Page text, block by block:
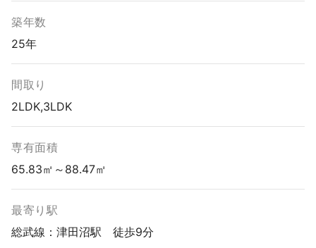
築年数
25年
間取り
2LDK,3LDK
専有面積
65.83㎡～88.47㎡
最寄り駅
総武線：津田沼駅 徒歩9分